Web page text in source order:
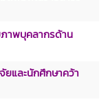
าพบุคลากรด้าน
ยและนักศึกษาคว้า